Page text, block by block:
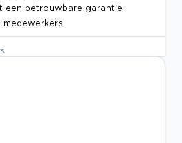
een betrouwbare garantie
medewerkers